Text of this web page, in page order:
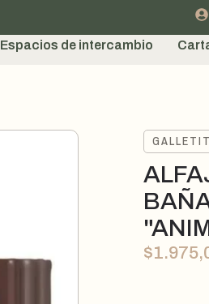
Espacios de intercambio
$